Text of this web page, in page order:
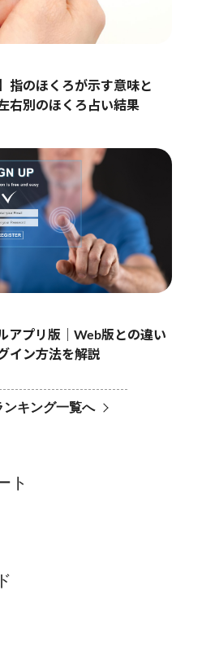
指のほくろが示す意味と
右別のほくろ占い結果
アプリ版｜Web版との違い
イン方法を解説
ンキング一覧へ
ト